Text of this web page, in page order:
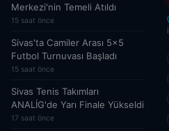
Merkezi'nin Temeli Atıldı
15 saat önce
Sivas'ta Camiler Arası 5x5
Futbol Turnuvası Başladı
15 saat önce
Sivas Tenis Takımları
ANALİG'de Yarı Finale Yükseldi
17 saat önce